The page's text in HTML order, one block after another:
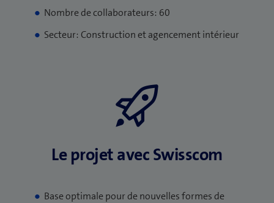
Nombre de collaborateurs: 60
Secteur: Construction et agencement intérieur
Le projet avec Swisscom
Base optimale pour de nouvelles formes de